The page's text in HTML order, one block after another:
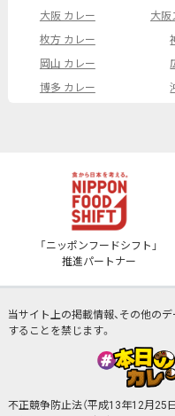
大阪 カレー
大阪
枚方 カレー
岡山 カレー
博多 カレー
「ニッポンフードシフト」
推進パートナー
当サイト上の掲載情報、その他の
することを禁じます。
不正競争防止法（平成13年12月25